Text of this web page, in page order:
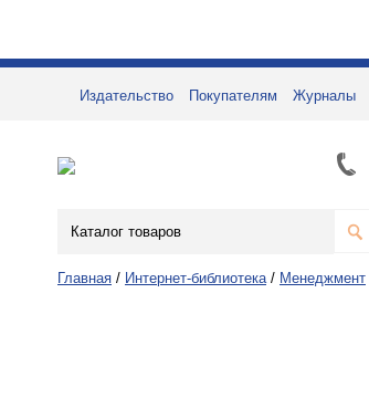
Издательство Покупателям Журналы
Каталог товаров
Главная / Интернет-библиотека / Менеджмент